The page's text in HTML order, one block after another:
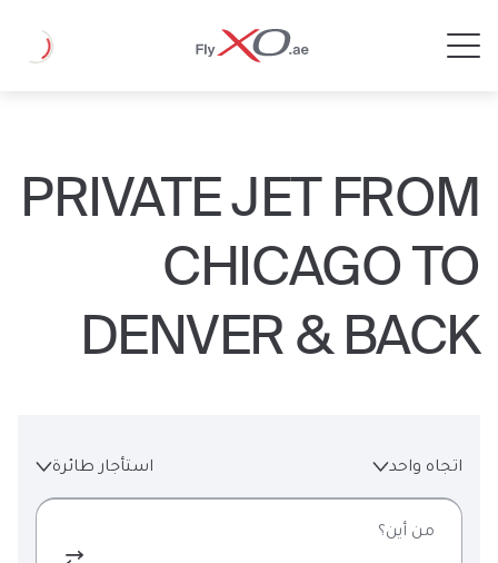
Loading
PRIVATE JET FROM
CHICAGO TO
DENVER & BACK
اتجاه واحد استأجار طائرة
من أين؟